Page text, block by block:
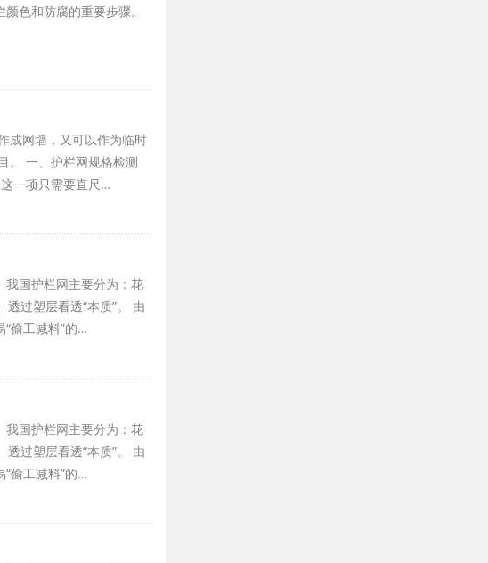
色和防腐的重要步骤。
成网墙，又可以作为临时
。 一、护栏网规格检测
一项只需要直尺…
我国护栏网主要分为：花
过塑层看透“本质”。 由
偷工减料”的…
我国护栏网主要分为：花
过塑层看透“本质”。 由
偷工减料”的…